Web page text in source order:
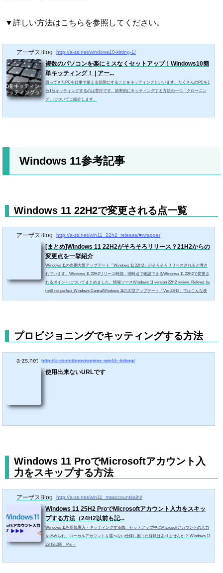
▼詳しい方法はこちらを参照してください。
アーザスBlog http://a-zs.net/windows10-kitting-1/
複数のパソコンを楽にミスなくセットアップ！Windows10簡
単キッティング！ | アー...
買ってきたPCを仕事で使える状態にすることをキッティングといいます。たくさんのPCを1
台1台キッティングするのは苦行です。効率的にキッティングする方法の一つ「クローニン
グ」についてご紹介します。
Windows 11参考記事
Windows 11 22H2で変更される点一覧
アーザスBlog http://a-zs.net/win11_22h2_release/#wrapper
[まとめ]Windows 11 22H2がそろそろリリース？21H2からの
変更点を一挙紹介
Windows 11の次期大型アップデート「Windows 11 22H2」がそろそろリリースされると噂さ
れています。Windows 11 22H2リリース時期、現時点で確認できるWindows 11 22H2で変更さ
れるポイントについてまとめました。情報ソースWindows 11 version 22H2 review: Refined, bu
t still not perfect_Windows CentralWindows 11の大型アップデート「Ver.22H2」ではこんな改
良がある_ASCII.jpAnnouncing Windows 11 Insider Preview Build 22621 _ Windows Insider BlogW
プロビジョニングでキッティングする方法
a-zs.net http://a-zs.net/provisoning_win11_kitting/
使用出来ないURLです
Windows 11 ProでMicrosoftアカウント入
力をスキップする方法
アーザスBlog http://a-zs.net/win11_msaccountkaihi/
Windows 11 25H2 ProでMicrosoftアカウント入力をスキッ
プする方法（24H2以前も記...
Windows 11を新規導入・キッティングする際、セットアップ中にMicrosoftアカウントの入力
を求められ、ローカルアカウントを選べない仕様に困った経験はありませんか？ Windows 11
22H2以降、Pro・